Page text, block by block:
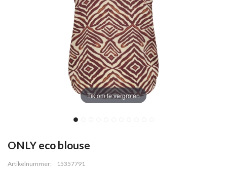
Tik om te vergroten
ONLY eco blouse
Artikelnummer:
15357791